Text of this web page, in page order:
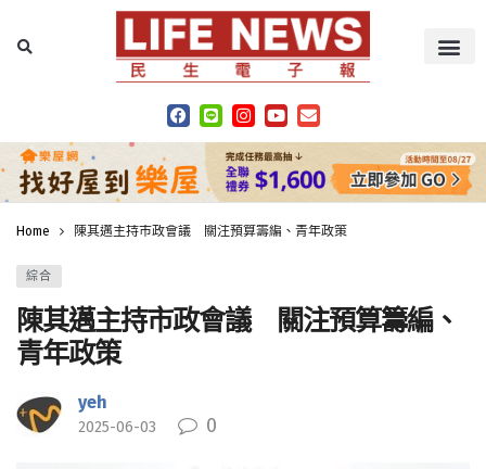
Home 陳其邁主持市政會議 關注預算籌編、青年政策
綜合
陳其邁主持市政會議 關注預算籌編、
青年政策
yeh
2025-06-03 0